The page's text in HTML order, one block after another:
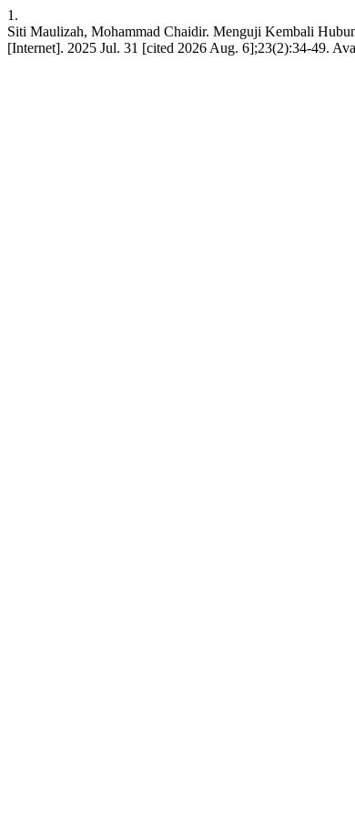
1.
Siti Maulizah, Mohammad Chaidir. Menguji Kembali
[Internet]. 2025 Jul. 31 [cited 2026 Aug. 6];23(2):34-49.